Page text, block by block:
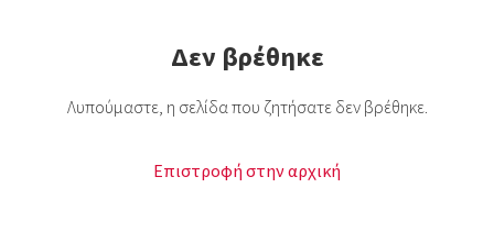
Δεν βρέθηκε
Λυπούμαστε, η σελίδα που ζητήσατε δεν βρέθηκε.
Επιστροφή στην αρχική